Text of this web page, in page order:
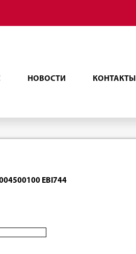
НОВОСТИ КОНТАКТЫ
EBI744